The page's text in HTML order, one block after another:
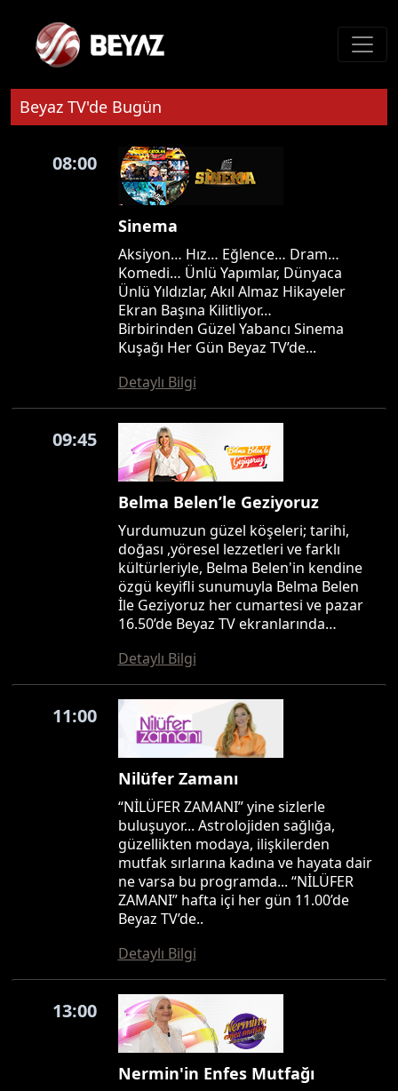
Beyaz TV'de Bugün
08:00
Sinema
Aksiyon… Hız… Eğlence… Dram…
Komedi… Ünlü Yapımlar, Dünyaca
Ünlü Yıldızlar, Akıl Almaz Hikayeler
Ekran Başına Kilitliyor…
Birbirinden Güzel Yabancı Sinema
Kuşağı Her Gün Beyaz TV’de...
Detaylı Bilgi
09:45
Belma Belen’le Geziyoruz
Yurdumuzun güzel köşeleri; tarihi,
doğası ,yöresel lezzetleri ve farklı
kültürleriyle, Belma Belen'in kendine
özgü keyifli sunumuyla Belma Belen
İle Geziyoruz her cumartesi ve pazar
16.50’de Beyaz TV ekranlarında…
Detaylı Bilgi
11:00
Nilüfer Zamanı
“NİLÜFER ZAMANI” yine sizlerle
buluşuyor... Astrolojiden sağlığa,
güzellikten modaya, ilişkilerden
mutfak sırlarına kadına ve hayata dair
ne varsa bu programda... “NİLÜFER
ZAMANI” hafta içi her gün 11.00’de
Beyaz TV’de..
Detaylı Bilgi
13:00
Nermin'in Enfes Mutfağı